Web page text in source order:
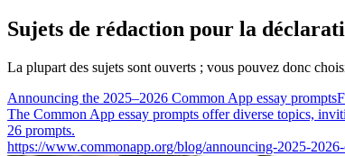
Sujets de rédaction pour la
La plupart des sujets sont ouverts ; vous pouvez donc
Announcing the 2025–2026 Common App essay
The Common App essay prompts offer diverse topics,
26 prompts.
https://www.commonapp.org/blog/announcing-2025-